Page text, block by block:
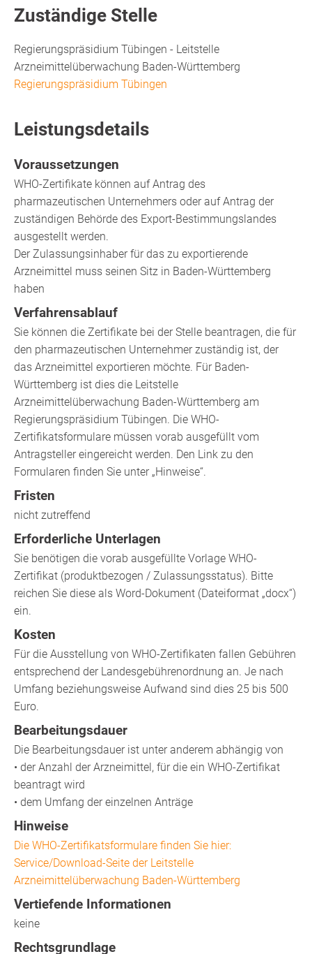
Zuständige Stelle
Regierungspräsidium Tübingen - Leitstelle
Arzneimittelüberwachung Baden-Württemberg
Regierungspräsidium Tübingen
Leistungsdetails
Voraussetzungen
WHO-Zertifikate können auf Antrag des
pharmazeutischen Unternehmers oder auf Antrag der
zuständigen Behörde des Export-Bestimmungslandes
ausgestellt werden.
Der Zulassungsinhaber für das zu exportierende
Arzneimittel muss seinen Sitz in Baden-Württemberg
haben
Verfahrensablauf
Sie können die Zertifikate bei derStelle beantragen, die für
den pharmazeutischen Unternehmer zuständig ist, der
das Arzneimittel exportieren möchte. Für Baden-
Württemberg ist dies die Leitstelle
Arzneimittelüberwachung Baden-Württemberg am
Regierungspräsidium Tübingen. Die WHO-
Zertifikatsformulare müssen vorab ausgefüllt vom
Antragsteller eingereicht werden. Den Link zu den
Formularen finden Sie unter „Hinweise“.
Fristen
nicht zutreffend
Erforderliche Unterlagen
Sie benötigen die vorab ausgefüllte Vorlage WHO-
Zertifikat (produktbezogen / Zulassungsstatus). Bitte
reichen Sie diese als Word-Dokument (Dateiformat „docx“)
ein.
Kosten
Für die Ausstellung von WHO-Zertifikaten fallen Gebühren
entsprechend der Landesgebührenordnung an. Je nach
Umfang beziehungsweise Aufwand sind dies 25 bis 500
Euro.
Bearbeitungsdauer
Die Bearbeitungsdauer ist unter anderem abhängig von
• der Anzahl der Arzneimittel, für die ein WHO-Zertifikat
beantragt wird
• dem Umfang der einzelnen Anträge
Hinweise
Die WHO-Zertifikatsformulare finden Sie hier:
Service/Download-Seite der Leitstelle
Arzneimittelüberwachung Baden-Württemberg
Vertiefende Informationen
keine
Rechtsgrundlage